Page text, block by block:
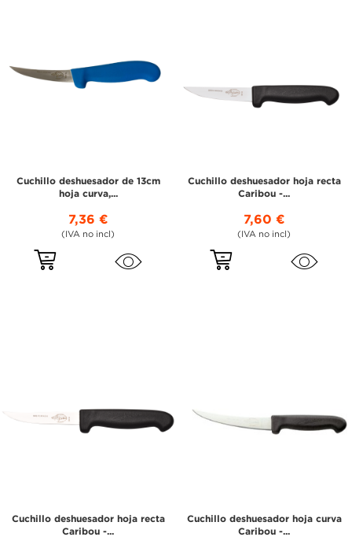
Cuchillo deshuesador de 13cm
hoja curva,...
7,36 €
(IVA no incl)
Cuchillo deshuesador hoja recta
Caribou -...
7,60 €
(IVA no incl)
Cuchillo deshuesador hoja recta
Caribou -...
Cuchillo deshuesador hoja curva
Caribou -...